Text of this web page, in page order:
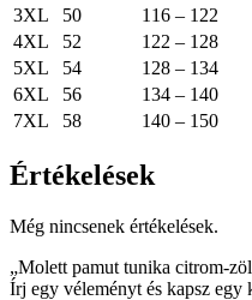
3XL
50 116 – 122
4XL
52 122 – 128
5XL
54 128 – 134
6XL
56 134 – 140
7XL
58 140 – 150
Értékelések
Még nincsenek értékelések.
„Molett pamut tunika citrom-
Írj egy véleményt és kapsz egy